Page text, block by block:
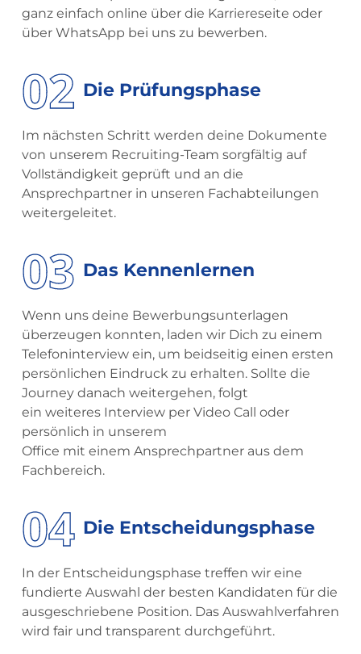
ganz einfach online über die Karriereseite oder
über WhatsApp bei uns zu bewerben.
02 Die Prüfungsphase
Im nächsten Schritt werden deine Dokumente
von unserem Recruiting-Team sorgfältig auf
Vollständigkeit geprüft und an die
Ansprechpartner in unseren Fachabteilungen
weitergeleitet.
03 Das Kennenlernen
Wenn uns deine Bewerbungsunterlagen
überzeugen konnten, laden wir Dich zu einem
Telefoninterview ein, um beidseitig einen ersten
persönlichen Eindruck zu erhalten. Sollte die
Journey danach weitergehen, folgt
ein weiteres Interview per Video Call oder
persönlich in unserem
Office mit einem Ansprechpartner aus dem
Fachbereich.
04 Die Entscheidungsphase
In der Entscheidungsphase treffen wir eine
fundierte Auswahl der besten Kandidaten für die
ausgeschriebene Position. Das Auswahlverfahren
wird fair und transparent durchgeführt.